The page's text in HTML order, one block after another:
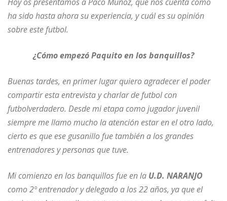
ha sido hasta ahora su experiencia, y cuál es su opinión
sobre este futbol.
¿Cómo empezó Paquito en los banquillos?
Buenas tardes, en primer lugar quiero agradecer el poder
compartir esta entrevista y charlar de futbol con
futbolverdadero. Desde mi etapa como jugador juvenil
siempre me llamo mucho la atención estar en el otro lado,
cierto es que ese gusanillo fue también a los grandes
entrenadores y personas que tuve.
Mi comienzo en los banquillos fue en la U.D. NARANJO
como 2º entrenador y delegado a los 22 años, ya que el